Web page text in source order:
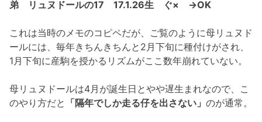
弟 リュヌドールの17 17.1.26生 ぐ× →OK
これは当時のメモのコピペだが、ご覧のように母リュヌド
ールには、毎年きちんきちんと2月下旬に種付けがされ、
1月下旬に産駒を授かるリズムがここ数年崩れていない。
母リュヌドールは4月が誕生日とやや遅生まれなので、こ
のやり方だと 「隔年でしか走る仔を出さない」 のが通常。